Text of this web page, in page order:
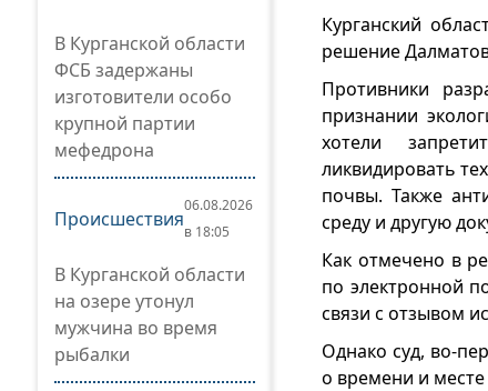
В Курганской области
ФСБ задержаны
изготовители особо
крупной партии
мефедрона
Происшествия
06.08.2026
в 18:05
В Курганской области
на озере утонул
мужчина во время
рыбалки
Курганский
решение
Противники
признании
хотели
ликвидировать
почвы. Также
среду и другую
Как отмечено в
по электронной
связи с отзывом
Однако суд, во-
о времени и